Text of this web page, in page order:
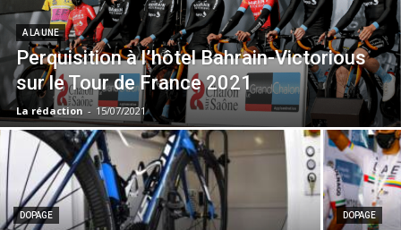
A LA UNE
Perquisition à l’hôtel Bahrain-Victorious
sur le Tour de France 2021
La rédaction - 15/07/2021
DOPAGE DOPAGE